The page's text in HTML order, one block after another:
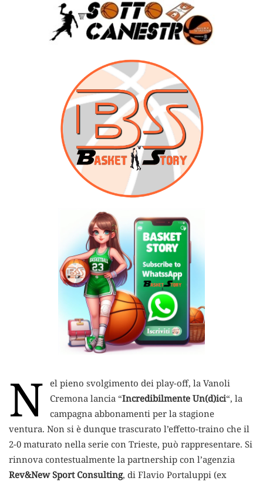
N el pieno svolgimento dei play-off, la Vanoli
Cremona lancia “Incredibilmente Un(d)ici“, la
campagna abbonamenti per la stagione
ventura. Non si è dunque trascurato l’effetto-traino che il
2-0 maturato nella serie con Trieste, può rappresentare. Si
rinnova contestualmente la partnership con l’agenzia
Rev&New Sport Consulting, di Flavio Portaluppi (ex